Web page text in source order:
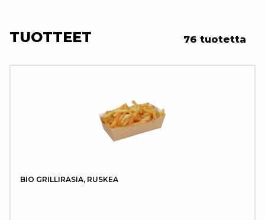
TUOTTEET 76 tuotetta
BIO GRILLIRASIA, RUSKEA